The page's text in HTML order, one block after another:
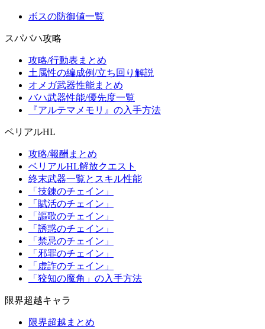
ボスの防御値一覧
スパバハ攻略
攻略/行動表まとめ
土属性の編成例/立ち回り解説
オメガ武器性能まとめ
バハ武器性能/優先度一覧
『アルテマメモリ』の入手方法
ベリアルHL
攻略/報酬まとめ
ベリアルHL解放クエスト
終末武器一覧とスキル性能
「技錬のチェイン」
「賦活のチェイン」
「謳歌のチェイン」
「誘惑のチェイン」
「禁忌のチェイン」
「邪罪のチェイン」
「虚詐のチェイン」
「狡知の魔角」の入手方法
限界超越キャラ
限界超越まとめ